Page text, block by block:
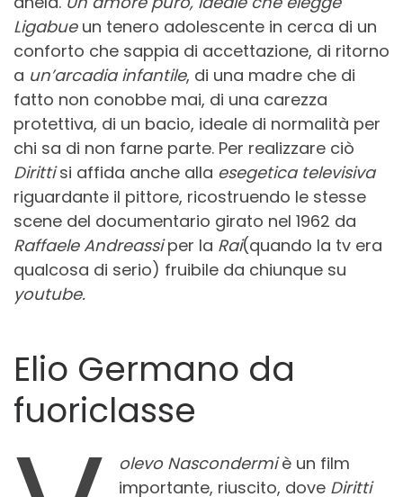
Ligabue un tenero adolescente in cerca di un
conforto che sappia di accettazione, di ritorno
a un’arcadia infantile, di una madre che di
fatto non conobbe mai, di una carezza
protettiva, di un bacio, ideale di normalità per
chi sa di non farne parte. Per realizzare ciò
Dirittisi affida anche alla esegetica televisiva
riguardante il pittore, ricostruendo le stesse
scene del documentario girato nel 1962 da
Raffaele Andreassiper la Rai(quando la tv era
qualcosa di serio) fruibile da chiunque su
youtube.
Elio Germano da
fuoriclasse
olevo Nascondermiè un film
importante, riuscito, dove Diritti